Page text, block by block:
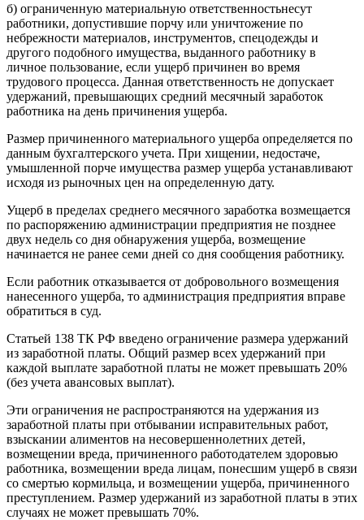
б) ограниченную материальную ответственностьнесут
работники, допустившие порчу или уничтожение по
небрежности материалов, инструментов, спецодежды и
другого подобного имущества, выданного работнику в
личное пользование, если ущерб причинен во время
трудового процесса. Данная ответственность не допускает
удержаний, превышающих средний месячный заработок
работника на день причинения ущерба.
Размер причиненного материального ущерба определяется по
данным бухгалтерского учета. При хищении, недостаче,
умышленной порче имущества размер ущерба устанавливают
исходя из рыночных цен на определенную дату.
Ущерб в пределах среднего месячного заработка возмещается
по распоряжению администрации предприятия не позднее
двух недель со дня обнаружения ущерба, возмещение
начинается не ранее семи дней со дня сообщения работнику.
Если работник отказывается от добровольного возмещения
нанесенного ущерба, то администрация предприятия вправе
обратиться в суд.
Статьей 138 ТК РФ введено ограничение размера удержаний
из заработной платы. Общий размер всех удержаний при
каждой выплате заработной платы не может превышать 20%
(без учета авансовых выплат).
Эти ограничения не распространяются на удержания из
заработной платы при отбывании исправительных работ,
взыскании алиментов на несовершеннолетних детей,
возмещении вреда, причиненного работодателем здоровью
работника, возмещении вреда лицам, понесшим ущерб в связи
со смертью кормильца, и возмещении ущерба, причиненного
преступлением. Размер удержаний из заработной платы в этих
случаях не может превышать 70%.